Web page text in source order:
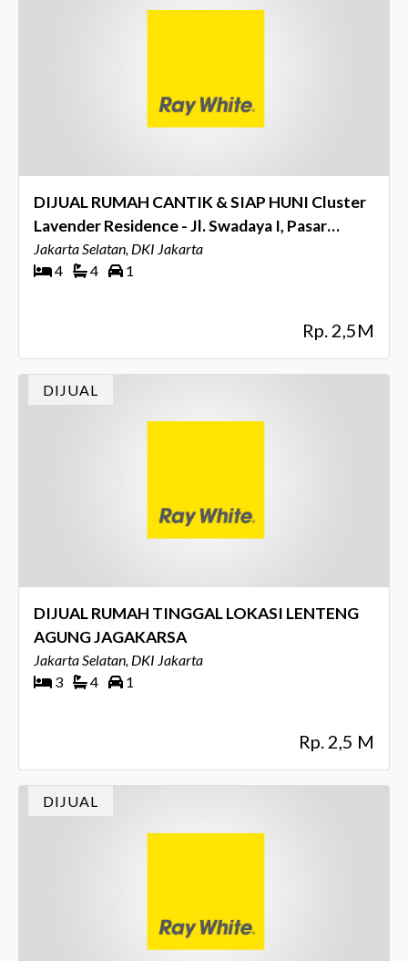
DIJUAL RUMAH CANTIK & SIAP HUNI Cluster
Lavender Residence - Jl. Swadaya I, Pasar
Minggu, Jakarta Selatan
Jakarta Selatan, DKI Jakarta
4
4 1
Rp. 2,5M
DIJUAL
DIJUAL RUMAH TINGGAL LOKASI LENTENG
AGUNG JAGAKARSA
Jakarta Selatan, DKI Jakarta
3
4 1
Rp. 2,5 M
DIJUAL